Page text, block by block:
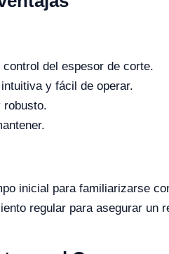
del espesor de corte.
y fácil de operar.
robusto.
inicial para familiarizarse
regular para asegurar un